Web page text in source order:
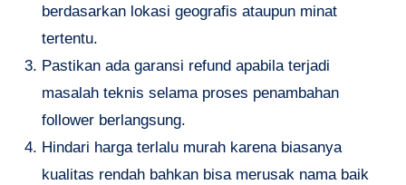
berdasarkan lokasi geografis ataupun minat
tertentu.
Pastikan ada garansi refund apabila terjadi
masalah teknis selama proses penambahan
follower berlangsung.
Hindari harga terlalu murah karena biasanya
kualitas rendah bahkan bisa merusak nama baik